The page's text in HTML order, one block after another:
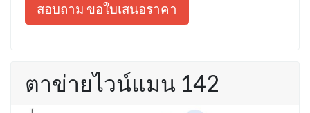
สอบถาม ขอใบเสนอราคา
ตาข่ายไวน์แมน 142